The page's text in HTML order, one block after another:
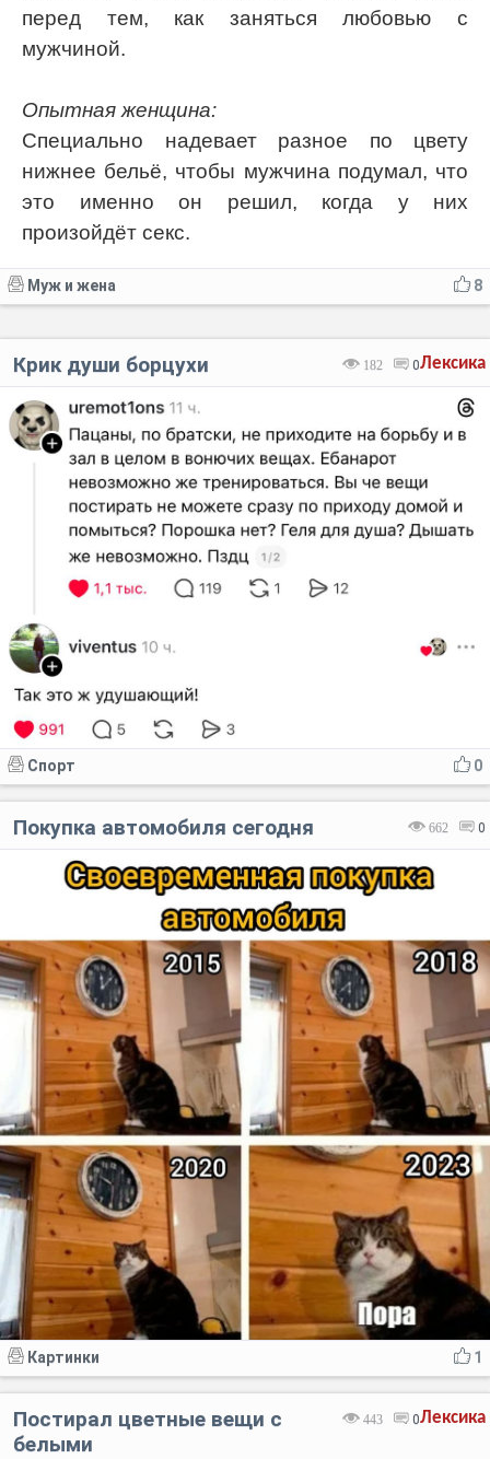
перед тем, как заняться любовью с
мужчиной.
Опытная женщина:
Специально надевает разное по цвету
нижнее бельё, чтобы мужчина подумал, что
это именно он решил, когда у них
произойдёт секс.
8
Муж и жена
Лексика
182 0
Крик души борцухи
0
Спорт
662 0
Покупка автомобиля сегодня
1
Картинки
Лексика
443 0
Постирал цветные вещи с
белыми